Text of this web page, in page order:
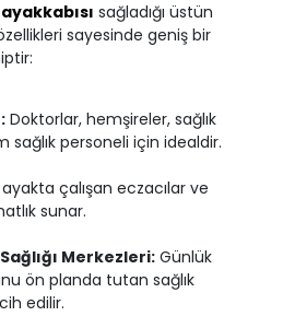
sağladığı üstün
sayesinde geniş bir
Doktorlar, hemşireler, sağlık
personeli için idealdir.
çalışan eczacılar ve
sunar.
Merkezleri:Günlük
ön planda tutan sağlık
edilir.